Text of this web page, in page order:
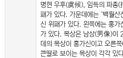
명현 우후(虞候), 임득의 파총(
패가 있다. 가운데에는 ‘백월
신 위패가 있다. 왼쪽에는 홍
가 있다. 목상은 남상(男像)이
데의 목상이 홍가신이고 오른
큰딸로 보이는 목상이 각각 있